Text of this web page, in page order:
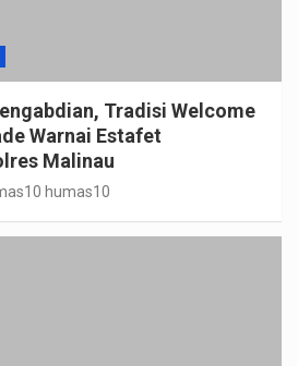
Tradisi Welcome
Warnai Estafet
Malinau
humas10